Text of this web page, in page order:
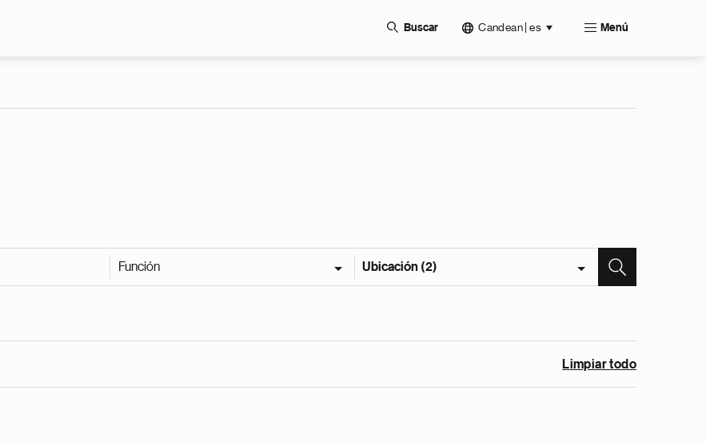
Buscar Candean | es Menú
Función Ubicación (2)
Limpiar todo